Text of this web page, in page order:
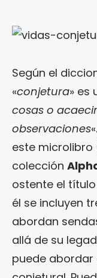
Según el
«conjetura» es
cosas o
observaciones
este
colección
ostente el título
él se incluyen
abordan
allá de su
puede